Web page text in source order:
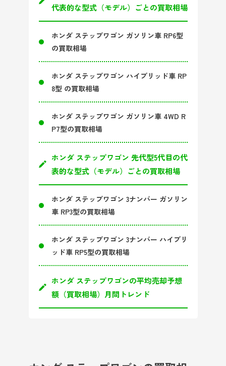
代表的な型式（モデル）ごとの買取相場
ホンダ ステップワゴン ガソリン車 RP6型
の買取相場
ホンダ ステップワゴン ハイブリッド車 RP
8型 の買取相場
ホンダ ステップワゴン ガソリン車 4WD R
P7型の買取相場
ホンダ ステップワゴン 先代型5代目の代
表的な型式（モデル）ごとの買取相場
ホンダ ステップワゴン 3ナンバー ガソリン
車 RP3型の買取相場
ホンダ ステップワゴン 3ナンバー ハイブリ
ッド車 RP5型の買取相場
ホンダ ステップワゴンの平均売却予想
額（買取相場）月間トレンド